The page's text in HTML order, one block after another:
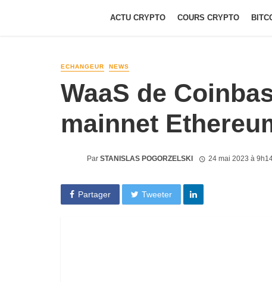
ACTU CRYPTO COURS CRYPTO
ECHANGEUR NEWS
WaaS de
mainnet
Par STANISLAS POGORZELSKI 24 mai 2023 à
Partager Tweeter